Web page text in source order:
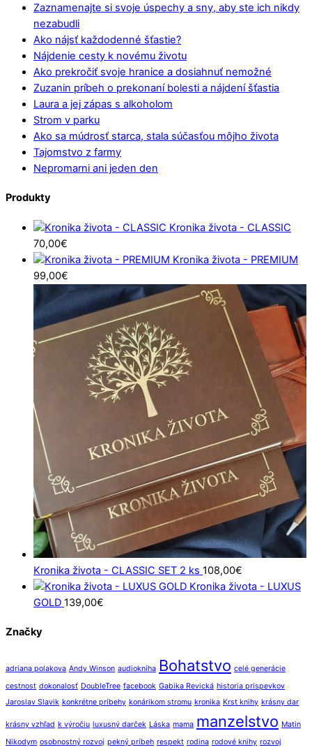
Zaznamenajte si svoje úspechy a sny, aby ste ich nikdy
nezabudli
Ako nájsť každodenné šťastie?
Nájdenie cesty k novému životu
Ako prekročiť svoje hranice a dosiahnuť nemožné
Zuzanin príbeh o prekonaní bolesti a nájdení šťastia
Laura a jej zápas s alkoholom
Strom v parku
Ako sa múdrosť starca, stala súčasťou môjho života
Tajomstvo z farmy
Nepromarni ani jeden den
Produkty
Kronika života - CLASSIC
70,00€
Kronika života - PREMIUM
99,00€
Kronika života - CLASSIC SET 2 ks 108,00€
Kronika života - LUXUS
GOLD 139,00€
Značky
adriana polakova Andy Winson audiokniha Bohatstvo celé generácie
cestnost dokonalosť DoubleTree facebook Gabika Revická historia prispevkov
Jaroslav Slavik konkrétne príbehy konárikom stromu kronika Krst knihy krásny dar
krásny vzhľad k výročiu luxusný darček Láska mama manzelstvo Matin
Nikodym osobnostný rozvoj pekný príbeh respekt rodina rodové knihy rozvoj